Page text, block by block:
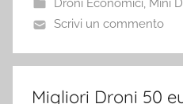
Droni Economici, Mini
Scrivi un commento
Migliori Droni 50